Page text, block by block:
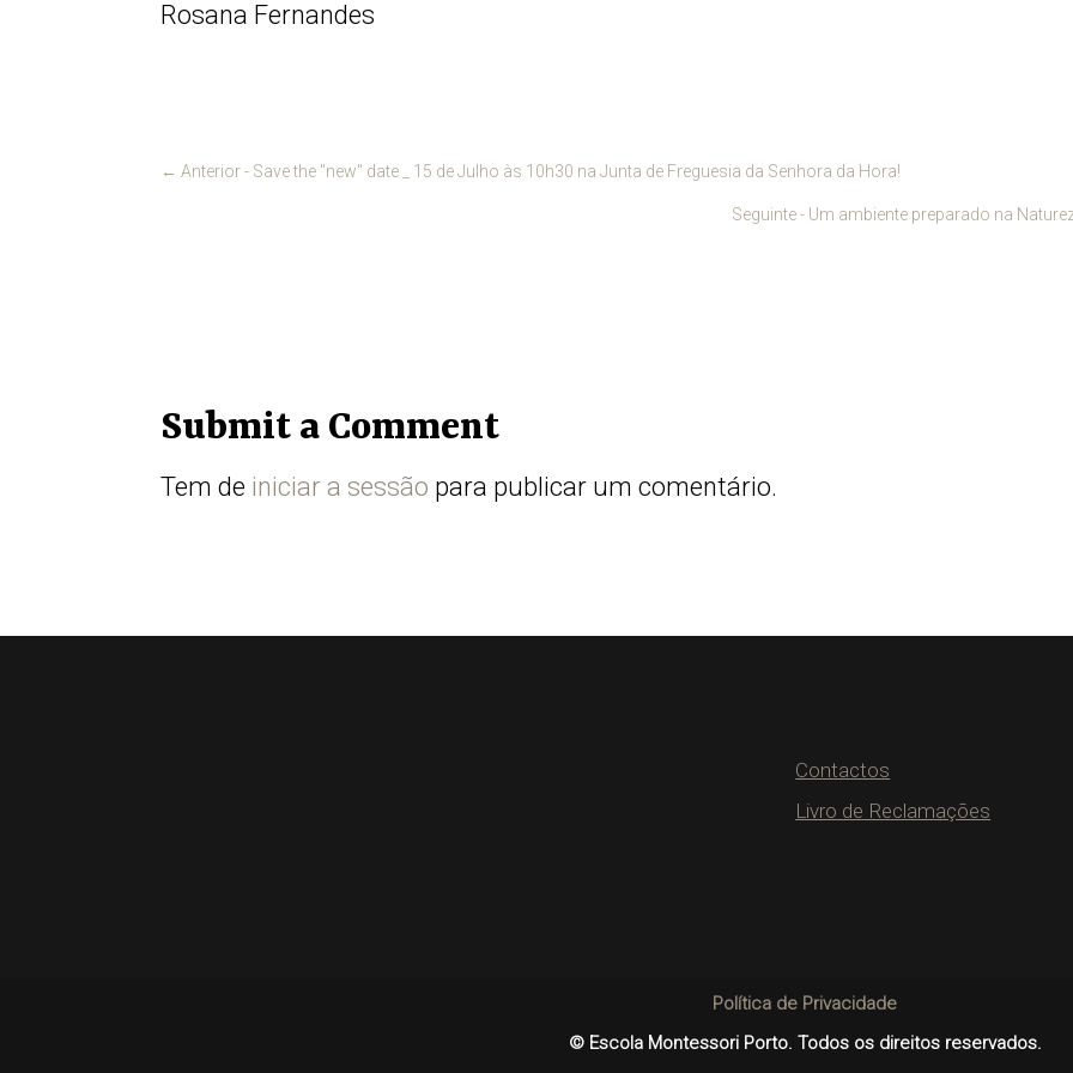
Rosana Fernandes
←Anterior - Save the "new" date _ 15 de Julho às 10h30 na Junta de Freguesia da Senhora da Hora!
Seguinte - Um ambiente preparado na
Submit a Comment
Tem de iniciar a sessão para publicar um comentário.
Contactos
Livro de Reclamações
Política de Privacidade
© Escola Montessori Porto. Todos os direitos reservados.